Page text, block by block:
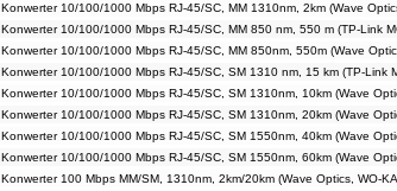
Konwerter 10/100/1000 Mbps RJ-45/SC, MM 1310nm, 2km (Wave
Konwerter 10/100/1000 Mbps RJ-45/SC, MM 850 nm, 550 m (TP-Link
Konwerter 10/100/1000 Mbps RJ-45/SC, MM 850nm, 550m (Wave
Konwerter 10/100/1000 Mbps RJ-45/SC, SM 1310 nm, 15 km (TP-Link
Konwerter 10/100/1000 Mbps RJ-45/SC, SM 1310nm, 10km (Wave
Konwerter 10/100/1000 Mbps RJ-45/SC, SM 1310nm, 20km (Wave
Konwerter 10/100/1000 Mbps RJ-45/SC, SM 1550nm, 40km (Wave
Konwerter 10/100/1000 Mbps RJ-45/SC, SM 1550nm, 60km (Wave
Konwerter 100 Mbps MM/SM, 1310nm, 2km/20km (Wave Optics, WO-